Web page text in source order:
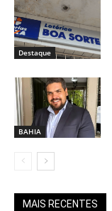
Destaque
BAHIA
MAIS RECENTES